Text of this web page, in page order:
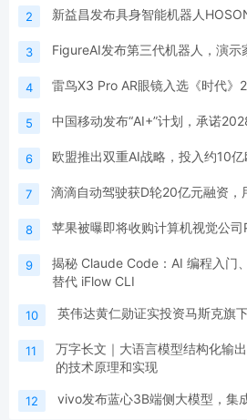
2 新益昌发布具身智能机器人
3 FigureAI发布第三代机器人，演示
4 雷鸟X3 Pro AR眼镜入选《时代》
5 中国移动发布“AI+”计划，承诺
6 欧盟推出双重AI战略，投入约10
7 滴滴自动驾驶获D轮20亿元融资，
8 苹果被曝即将收购计算机视觉公
9
揭秘 Claude Code：AI 编程入门
替代 iFlow CLI
10 英伟达黄仁勋证实投资马斯克旗
11
万字长文｜大语言模型结构化输
的技术原理和实现
12 vivo发布蓝心3B端侧大模型，集